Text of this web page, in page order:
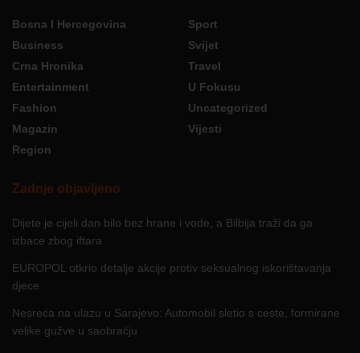
Bosna I Hercegovina
Business
Crna Hronika
Entertainment
Fashion
Magazin
Region
Sport
Svijet
Travel
U Fokusu
Uncategorized
Vijesti
Zadnje objavljeno
Dijete je cijeli dan bilo bez hrane i vode, a Bilbija traži da ga
izbace zbog iftara
EUROPOL otkrio detalje akcije protiv seksualnog iskorištavanja
djece
Nesreća na ulazu u Sarajevo: Automobil sletio s ceste, formirane
velike gužve u saobraćju